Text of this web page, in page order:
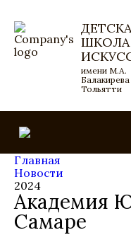
ШКОЛА
имени М.А.
Балакирева
Тольятти
Главная
Новости
2024
Академия
Самаре